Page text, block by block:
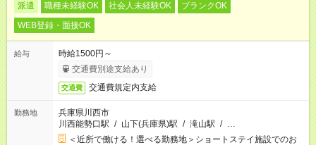
派遣 職種未経験OK 社会人未経験OK
ブランクOK
WEB登録・面接OK
給与
時給1500円～
交通費別途支給あり
交通費 交通費規定内支給
勤務地
兵庫県川西市
川西能勢口駅 / 山下(兵庫県)駅 / 滝山駅 / …
＜近所で働ける！選べる勤務地＞ショートステイ施設でのお